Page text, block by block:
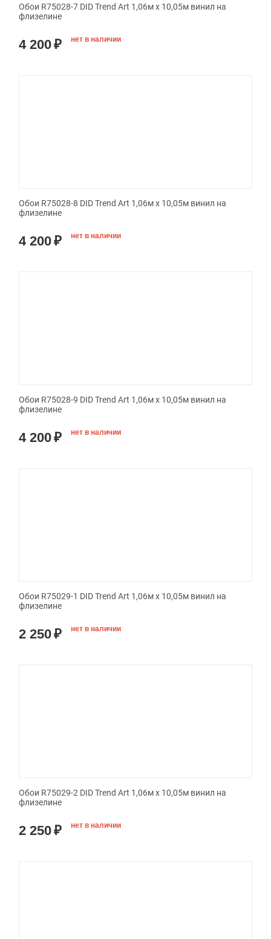
Обои R75028-7 DID Trend Art 1,06м х 10,05м винил на
флизелине
4 200₽ нет в наличии
Обои R75028-8 DID Trend Art 1,06м х 10,05м винил на
флизелине
4 200₽ нет в наличии
Обои R75028-9 DID Trend Art 1,06м х 10,05м винил на
флизелине
4 200₽ нет в наличии
Обои R75029-1 DID Trend Art 1,06м х 10,05м винил на
флизелине
2 250₽ нет в наличии
Обои R75029-2 DID Trend Art 1,06м х 10,05м винил на
флизелине
2 250₽ нет в наличии